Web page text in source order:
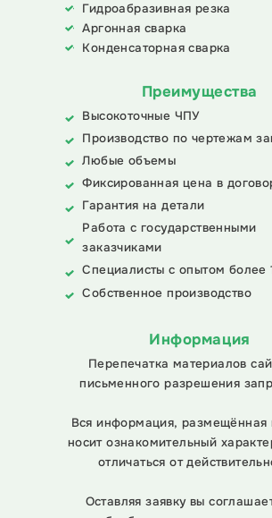
Гидроабразивная резка
Аргонная сварка
Конденсаторная сварка
Преимущества
Высокоточные ЧПУ
Производство по чертежам
Любые объемы
Фиксированная цена в
Гарантия на детали
Работа с государственными
заказчиками
Специалисты с опытом более
Собственное производство
Информация
Перепечатка материалов
письменного разрешения
Вся информация, размещённая
носит ознакомительный
отличаться от
Оставляя заявку вы